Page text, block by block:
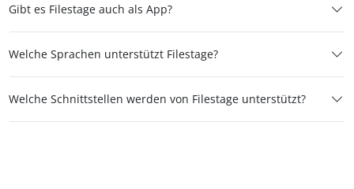
Gibt es Filestage auch als App?
Welche Sprachen unterstützt Filestage?
Welche Schnittstellen werden von Filestage unterstützt?